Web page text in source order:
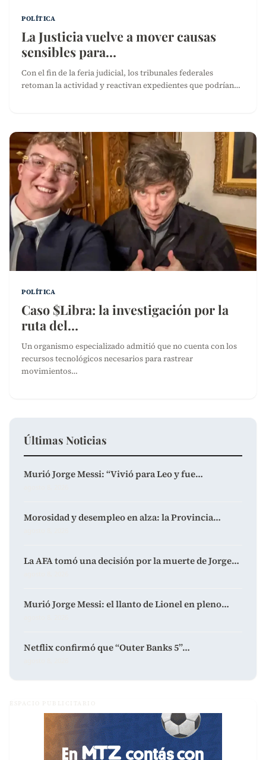
POLÍTICA
La Justicia vuelve a mover causas
sensibles para…
Con el fin de la feria judicial, los tribunales federales
retoman la actividad y reactivan expedientes que podrían…
POLÍTICA
Caso $Libra: la investigación por la
ruta del…
Un organismo especializado admitió que no cuenta con los
recursos tecnológicos necesarios para rastrear
movimientos…
Últimas Noticias
Murió Jorge Messi: “Vivió para Leo y fue…
Morosidad y desempleo en alza: la Provincia…
La AFA tomó una decisión por la muerte de Jorge…
Murió Jorge Messi: el llanto de Lionel en pleno…
Netflix confirmó que “Outer Banks 5”…
ESPACIO PUBLICITARIO